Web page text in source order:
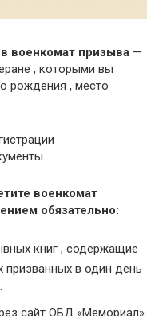
военкомат призыва —
, которыми вы
рождения , место
военкомат
обязательно:
книг , содержащие
в один день
сайт ОБД «Мемориал»